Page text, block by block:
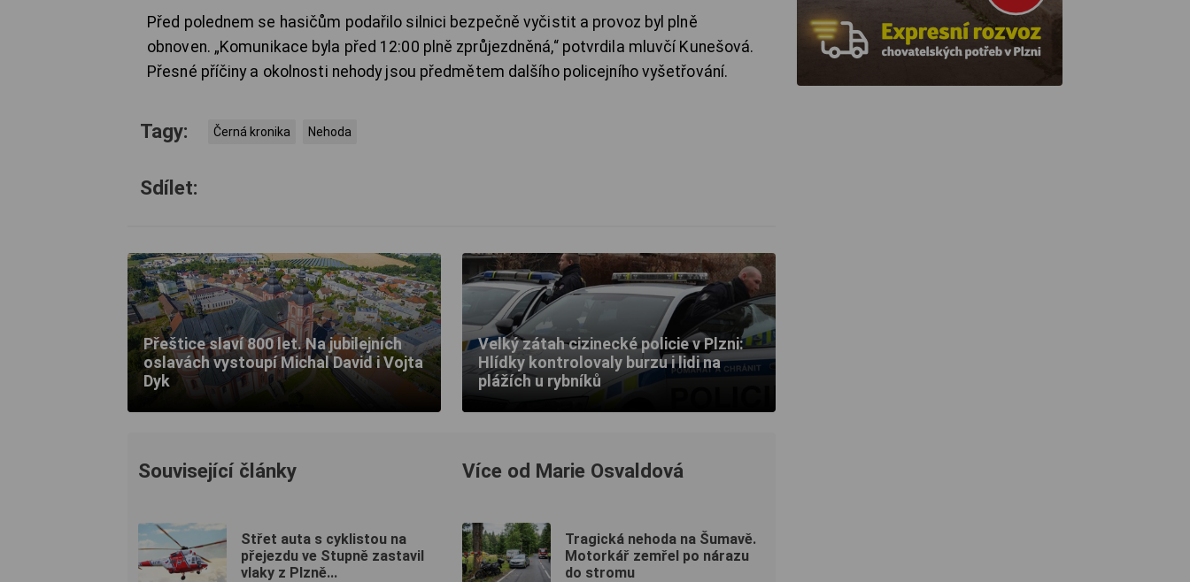
Před polednem se hasičům podařilo silnici bezpečně vyčistit a provoz byl plně
obnoven. „Komunikace byla před 12:00 plně zprůjezdněná,“ potvrdila mluvčí Kunešová.
Přesné příčiny a okolnosti nehody jsou předmětem dalšího policejního vyšetřování.
Tagy: Černá kronika Nehoda
Sdílet:
Přeštice slaví 800 let. Na jubilejních
oslavách vystoupí Michal David i Vojta
Dyk
Velký zátah cizinecké policie v Plzni:
Hlídky kontrolovaly burzu i lidi na
plážích u rybníků
Související články
Střet auta s cyklistou na
přejezdu ve Stupně zastavil
vlaky z Plzně...
Více od Marie Osvaldová
Tragická nehoda na Šumavě.
Motorkář zemřel po nárazu
do stromu